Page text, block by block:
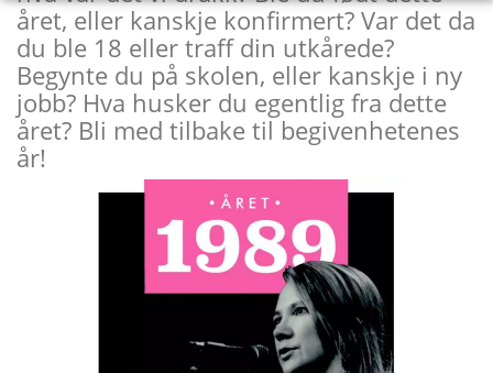
året, eller kanskje konfirmert? Var det da
du ble 18 eller traff din utkårede?
Begynte du på skolen, eller kanskje i ny
jobb? Hva husker du egentlig fra dette
året? Bli med tilbake til begivenhetenes
år!